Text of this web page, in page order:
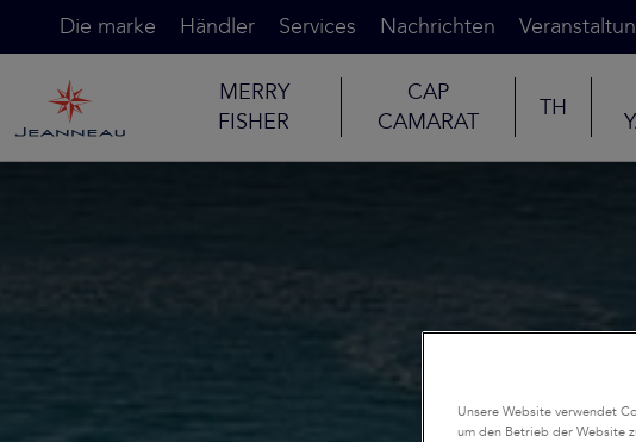
Die marke Händler Services Nachrichten
MERRY
FISHER
CAP
CAMARAT
TH
Unsere Website verwendet
um den Betrieb der Website